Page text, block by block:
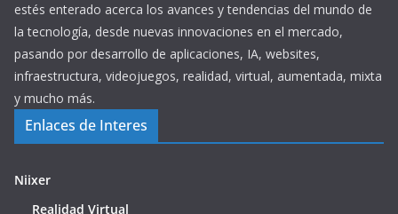
estés enterado acerca los avances y tendencias del mundo de
la tecnología, desde nuevas innovaciones en el mercado,
pasando por desarrollo de aplicaciones, IA, websites,
infraestructura, videojuegos, realidad, virtual, aumentada, mixta
y mucho más.
Enlaces de Interes
Niixer
Realidad Virtual